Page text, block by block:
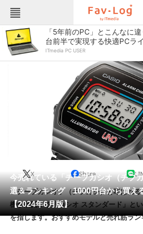
Fav-Logカテゴリー一覧
TOP アウトドア
インテリア・収納 おもちゃ
キッチン
ゲーム
コンテンツ・サービス スイーツ・
スポーツ・レジャー スマホ・携
パソコン・タブレット ファッシ
ペット 家電
工具・DIY 本・DVD
生活家電 生活用品
「5年前のPC」とこんなに
台前半で実現する快適PCラ
ITmedia PC USER
今売れている「チープカシオ（チプ
選＆ランキング 1000円台から買え
【2024年6月版】
X Share
「チープカシオ」（チプカシ）と呼ばれ
機が展開する「カシオ スタンダード」と
を指します。おすすめモデルと売れ筋ラ